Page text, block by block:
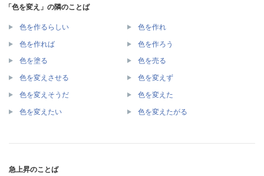
「色を変え」の隣のことば
色を作るらしい 色を作れ
色を作れば 色を作ろう
色を塗る 色を売る
色を変えさせる 色を変えず
色を変えそうだ 色を変えた
色を変えたい 色を変えたがる
急上昇のことば